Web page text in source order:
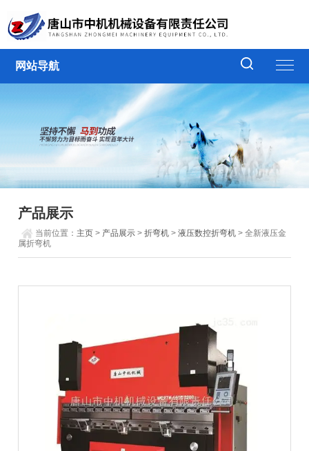
网站导航
产品展示
当前位置： 主页 > 产品展示 >折弯机 >液压数控折弯机 > 全新液压金
属折弯机